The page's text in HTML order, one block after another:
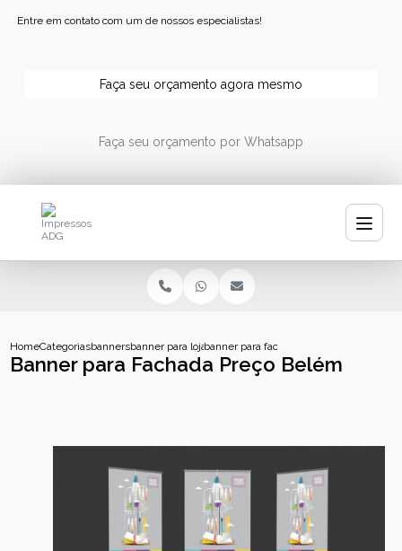
Entre em contato com um de nossos especialistas!
Faça seu orçamento agora mesmo
Faça seu orçamento por Whatsapp
HomeCategoriasbannersbanner para lojabanner para fachada preco belem
Banner para Fachada Preço Belém